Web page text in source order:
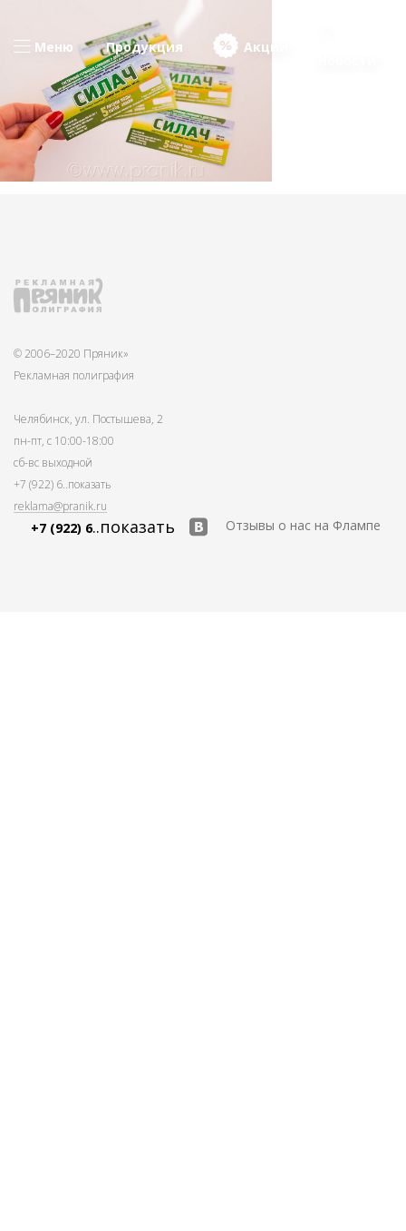
Меню Продукция
Акции
© 2006–2020 Пряник»
Рекламная полиграфия
Челябинск, ул. Постышева, 2
пн-пт, с 10:00-18:00
сб-вс выходной
+7 (922) 6..показать
reklama@pranik.ru
+7 (922) 6..показать Отзывы о нас на Флампе